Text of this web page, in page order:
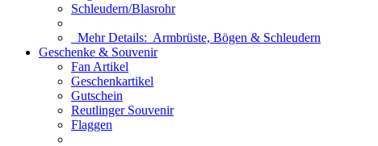
Schleudern/Blasrohr
Mehr Details: Armbrüste, Bögen & Schleudern
Geschenke & Souvenir
Fan Artikel
Geschenkartikel
Gutschein
Reutlinger Souvenir
Flaggen